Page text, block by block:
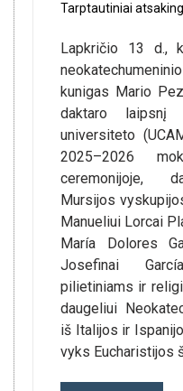
Tarptautiniai
Lapkričio 13 d.,
kunigas Mario
daktaro laipsnį
universiteto
2025–2026
ceremonijoje,
Mursijos
Manueliui Lorcai
María Dolores
Josefinai
pilietiniams ir
daugeliui
iš Italijos ir
vyks Eucharistijos